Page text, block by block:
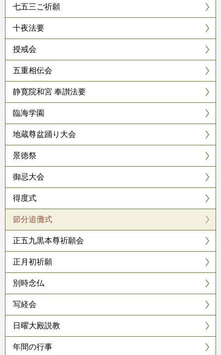
七五三ご祈願
十夜法要
授戒会
五重相伝会
静寛院和宮 奉讃法要
臨海学園
地蔵尊盆踊り大会
景徳祭
御忌大会
得度式
節分追儺式
正五九黒本尊祈願会
正月初祈願
別時念仏
写経会
日曜大殿説教
年間の行事